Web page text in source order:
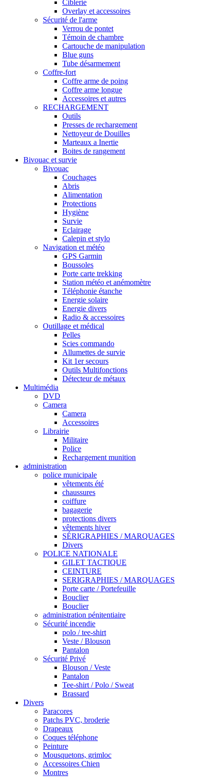
Ciblerie
Overlay et accessoires
Sécurité de l'arme
Verrou de pontet
Témoin de chambre
Cartouche de manipulation
Blue guns
Tube désarmement
Coffre-fort
Coffre arme de poing
Coffre arme longue
Accessoires et autres
RECHARGEMENT
Outils
Presses de rechargement
Nettoyeur de Douilles
Marteaux a Inertie
Boites de rangement
Bivouac et survie
Bivouac
Couchages
Abris
Alimentation
Protections
Hygiène
Survie
Eclairage
Calepin et stylo
Navigation et météo
GPS Garmin
Boussoles
Porte carte trekking
Station météo et anémomètre
Téléphonie étanche
Energie solaire
Energie divers
Radio & accessoires
Outillage et médical
Pelles
Scies commando
Allumettes de survie
Kit 1er secours
Outils Multifonctions
Détecteur de métaux
Multimédia
DVD
Camera
Camera
Accessoires
Librairie
Militaire
Police
Rechargement munition
administration
police municipale
vêtements été
chaussures
coiffure
bagagerie
protections divers
vêtements hiver
SÉRIGRAPHIES / MARQUAGES
Divers
POLICE NATIONALE
GILET TACTIQUE
CEINTURE
SERIGRAPHIES / MARQUAGES
Porte carte / Portefeuille
Bouclier
Bouclier
administration pénitentiaire
Sécurité incendie
polo / tee-shirt
Veste / Blouson
Pantalon
Sécurité Privé
Blouson / Veste
Pantalon
Tee-shirt / Polo / Sweat
Brassard
Divers
Paracores
Patchs PVC, broderie
Drapeaux
Coques téléphone
Peinture
Mousquetons, grimloc
Accessoires Chien
Montres